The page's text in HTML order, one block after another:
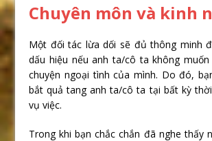
Chuyên môn và kinh
Một đối tác lừa dối sẽ đủ thông minh
dấu hiệu nếu anh ta/cô ta không
chuyện ngoại tình của mình. Do đó,
bắt quả tang anh ta/cô ta tại bất kỳ
vụ việc.
Trong khi bạn chắc chắn đã nghe thấy